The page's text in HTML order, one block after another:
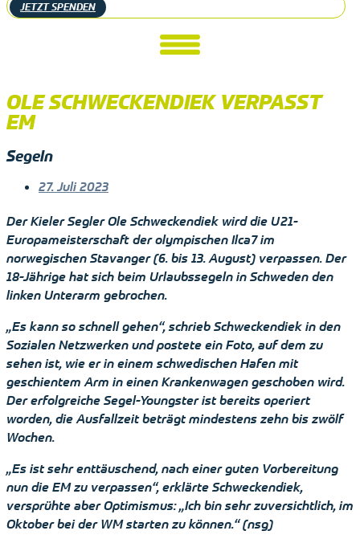
JETZT SPENDEN
OLE SCHWECKENDIEK VERPASST
EM
Segeln
27. Juli 2023
Der Kieler Segler Ole Schweckendiek wird die U 21-
Europameisterschaft der olympischen Ilca7 im
norwegischen Stavanger (6. bis 13. August) verpassen. Der
18-Jährige hat sich beim Urlaubssegeln in Schweden den
linken Unterarm gebrochen.
„Es kann so schnell gehen“, schrieb Schweckendiek in den
Sozialen Netzwerken und postete ein Foto, auf dem zu
sehen ist, wie er in einem schwedischen Hafen mit
geschientem Arm in einen Krankenwagen geschoben wird.
Der erfolgreiche Segel-Youngster ist bereits operiert
worden, die Ausfallzeit beträgt mindestens zehn bis zwölf
Wochen.
„Es ist sehr enttäuschend, nach einer guten Vorbereitung
nun die EM zu verpassen“, erklärte Schweckendiek,
versprühte aber Optimismus: „Ich bin sehr zuversichtlich, im
Oktober bei der WM starten zu können.“ (nsg)